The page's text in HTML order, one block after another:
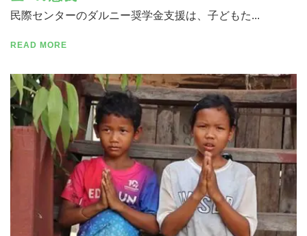
民際センターのダルニー奨学金支援は、子どもた...
READ MORE